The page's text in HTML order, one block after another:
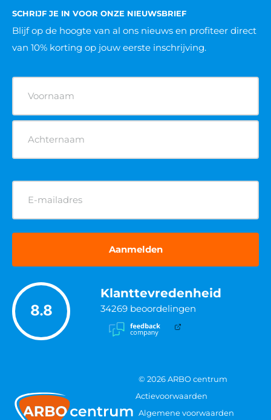
SCHRIJF JE IN VOOR ONZE NIEUWSBRIEF
Blijf op de hoogte van al ons nieuws en profiteer direct
van 10% korting op jouw eerste inschrijving.
(Vereist)
E-
mailadres
(Vereist)
8.8
Klanttevredenheid
34269 beoordelingen
© 2026 ARBO centrum
Actievoorwaarden
Algemene voorwaarden